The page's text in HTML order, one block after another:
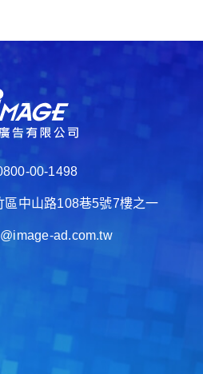
00-1498
區中山路108巷5號7樓之一
ad.com.tw